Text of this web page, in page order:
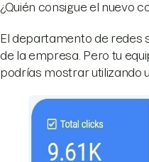
¿Quién consigue el nuevo
El departamento de redes
de la empresa. Pero tu
podrías mostrar utilizando